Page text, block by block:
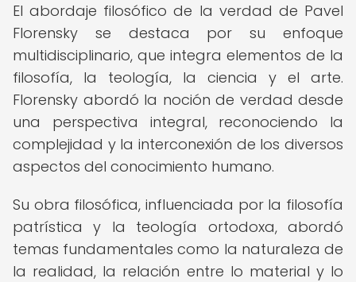
El abordaje filosófico de la verdad de Pavel
Florensky se destaca por su enfoque
multidisciplinario, que integra elementos de la
filosofía, la teología, la ciencia y el arte.
Florensky abordó la noción de verdad desde
una perspectiva integral, reconociendo la
complejidad y la interconexión de los diversos
aspectos del conocimiento humano.
Su obra filosófica, influenciada por la filosofía
patrística y la teología ortodoxa, abordó
temas fundamentales como la naturaleza de
la realidad, la relación entre lo material y lo